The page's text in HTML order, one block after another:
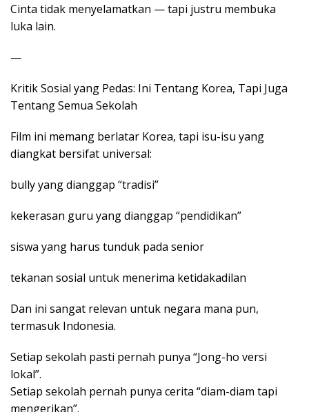
Cinta tidak menyelamatkan — tapi justru membuka
luka lain.
—
Kritik Sosial yang Pedas: Ini Tentang Korea, Tapi Juga
Tentang Semua Sekolah
Film ini memang berlatar Korea, tapi isu-isu yang
diangkat bersifat universal:
bully yang dianggap “tradisi”
kekerasan guru yang dianggap “pendidikan”
siswa yang harus tunduk pada senior
tekanan sosial untuk menerima ketidakadilan
Dan ini sangat relevan untuk negara mana pun,
termasuk Indonesia.
Setiap sekolah pasti pernah punya “Jong-ho versi
lokal”.
Setiap sekolah pernah punya cerita “diam-diam tapi
mengerikan”.